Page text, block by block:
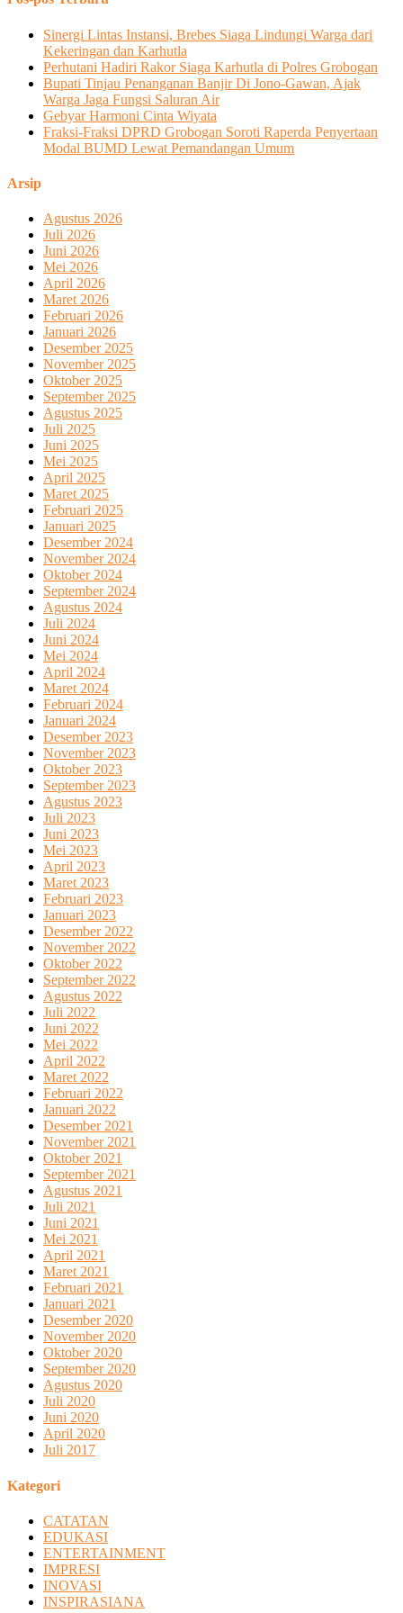
Sinergi Lintas Instansi, Brebes Siaga Lindungi Warga dari
Kekeringan dan Karhutla
Perhutani Hadiri Rakor Siaga Karhutla di Polres Grobogan
Bupati Tinjau Penanganan Banjir Di Jono-Gawan, Ajak
Warga Jaga Fungsi Saluran Air
Gebyar Harmoni Cinta Wiyata
Fraksi-Fraksi DPRD Grobogan Soroti Raperda Penyertaan
Modal BUMD Lewat Pemandangan Umum
Arsip
Agustus 2026
Juli 2026
Juni 2026
Mei 2026
April 2026
Maret 2026
Februari 2026
Januari 2026
Desember 2025
November 2025
Oktober 2025
September 2025
Agustus 2025
Juli 2025
Juni 2025
Mei 2025
April 2025
Maret 2025
Februari 2025
Januari 2025
Desember 2024
November 2024
Oktober 2024
September 2024
Agustus 2024
Juli 2024
Juni 2024
Mei 2024
April 2024
Maret 2024
Februari 2024
Januari 2024
Desember 2023
November 2023
Oktober 2023
September 2023
Agustus 2023
Juli 2023
Juni 2023
Mei 2023
April 2023
Maret 2023
Februari 2023
Januari 2023
Desember 2022
November 2022
Oktober 2022
September 2022
Agustus 2022
Juli 2022
Juni 2022
Mei 2022
April 2022
Maret 2022
Februari 2022
Januari 2022
Desember 2021
November 2021
Oktober 2021
September 2021
Agustus 2021
Juli 2021
Juni 2021
Mei 2021
April 2021
Maret 2021
Februari 2021
Januari 2021
Desember 2020
November 2020
Oktober 2020
September 2020
Agustus 2020
Juli 2020
Juni 2020
April 2020
Juli 2017
Kategori
CATATAN
EDUKASI
ENTERTAINMENT
IMPRESI
INOVASI
INSPIRASIANA